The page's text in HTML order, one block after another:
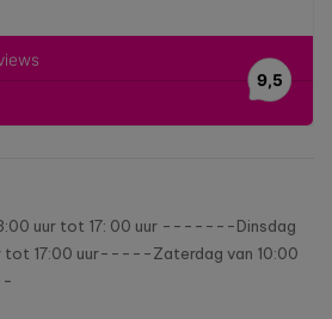
uur tot 17: 00 uur -------Dinsdag
tot 17:00 uur-----Zaterdag van 10:00